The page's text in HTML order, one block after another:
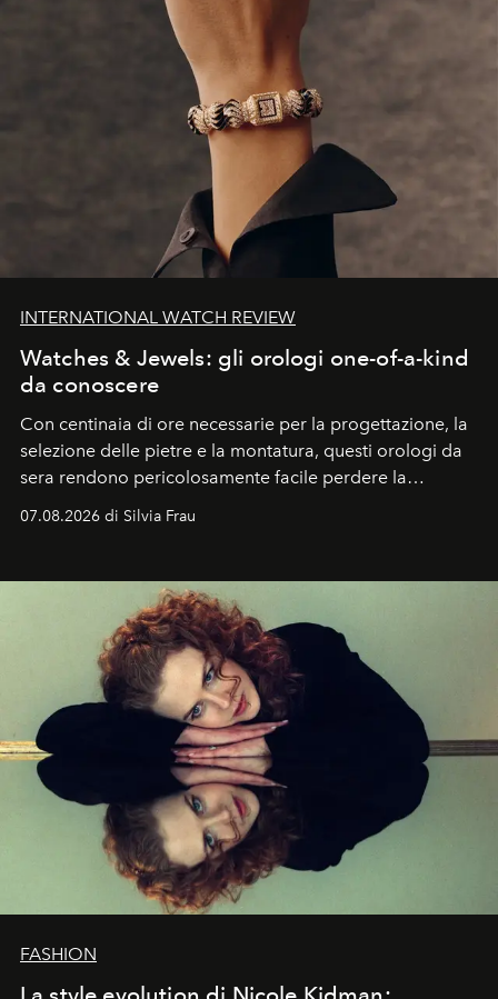
INTERNATIONAL WATCH REVIEW
Watches & Jewels: gli orologi one-of-a-kind
da conoscere
Con centinaia di ore necessarie per la progettazione, la
selezione delle pietre e la montatura, questi orologi da
sera rendono pericolosamente facile perdere la
07.08.2026 di Silvia Frau
FASHION